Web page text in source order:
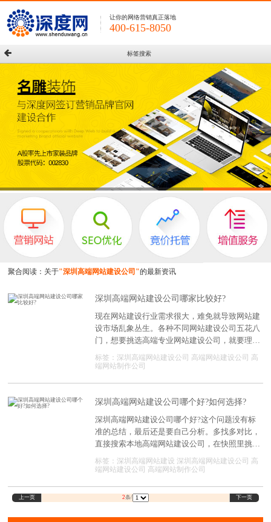
让你的网络营销真正落地
400-615-8050
标签搜索
聚合阅读：关于"深圳高端网站建设公司"的最新资讯
深圳高端网站建设公司哪家比较好?
现在网站建设行业需求很大，难免就导致网站建
设市场乱象丛生。各种不同网站建设公司五花八
门，想要挑选高端专业网站建设公司，就要理性
对比和考察，确定自己真实需求合理筛选对比，
通过下面这些标准选择高端公司合作建设网站。
标签： 深圳高端网站建设公司 高端网站建设公司 高
端网站制作公司
深圳高端网站建设公司哪个好?如何选择?
深圳高端网站建设公司哪个好?这个问题没有标
准的总结，最后还是要自己分析。多找多对比，
直接搜索本地高端网站建设公司，在快照里挑排
名靠前的咨询，分析网页设计公司优化排名的技
术实力。
标签： 深圳高端网站建设 深圳高端网站建设公司 高
端网站建设公司 高端网站制作公司
上一页 2条/ 下一页